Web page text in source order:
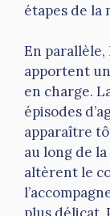
étapes de la
En parallèle,
apportent
en charge.
épisodes
apparaître
au long de
altèrent le